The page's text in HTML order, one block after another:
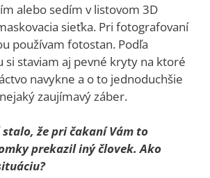
alebo sedím v listovom 3D
sieťka. Pri fotografovaní
používam fotostan. Podľa
si staviam aj pevné kryty na ktoré
navykne a o to jednoduchšie
zaujímavý záber.
stalo, že pri čakaní Vám to
prekazil iný človek. Ako